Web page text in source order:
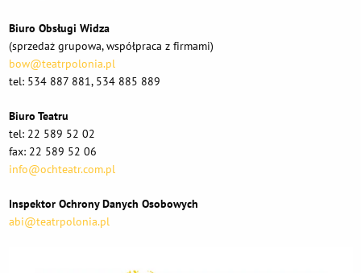
Biuro Obsługi Widza
(sprzedaż grupowa, współpraca z firmami)
bow@teatrpolonia.pl
tel: 534 887 881, 534 885 889
Biuro Teatru
tel: 22 589 52 02
fax: 22 589 52 06
info@ochteatr.com.pl
Inspektor Ochrony Danych Osobowych
abi@teatrpolonia.pl